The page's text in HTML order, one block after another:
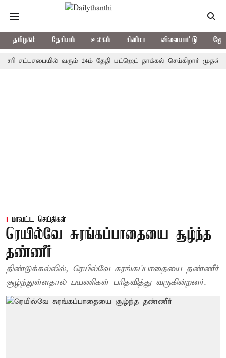
தமிழகம் தேசியம் உலகம் சினிமா விளையாட்டு
சட்டசபையில் வரும் 24ம் தேதி பட்ஜெட் தாக்கல் செய்கிறார் முதல்-
மாவட்ட செய்திகள்
ரெயில்வே சுரங்கப்பாதையை சூழ்ந்த
தண்ணீர்
திண்டுக்கல்லில், ரெயில்வே சுரங்கப்பாதையை தண்ணீர்
சூழ்ந்துள்ளதால் பயணிகள் பரிதவித்து வருகின்றனர்.